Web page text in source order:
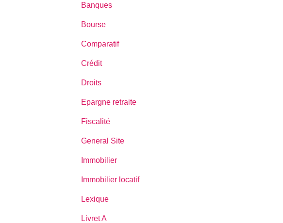
Banques
Bourse
Comparatif
Crédit
Droits
Epargne retraite
Fiscalité
General Site
Immobilier
Immobilier locatif
Lexique
Livret A